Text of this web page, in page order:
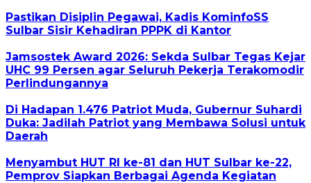
Pastikan Disiplin Pegawai, Kadis KominfoSS
Sulbar Sisir Kehadiran PPPK di Kantor
Jamsostek Award 2026: Sekda Sulbar Tegas Kejar
UHC 99 Persen agar Seluruh Pekerja Terakomodir
Perlindungannya
Di Hadapan 1.476 Patriot Muda, Gubernur Suhardi
Duka: Jadilah Patriot yang Membawa Solusi untuk
Daerah
Menyambut HUT RI ke-81 dan HUT Sulbar ke-22,
Pemprov Siapkan Berbagai Agenda Kegiatan